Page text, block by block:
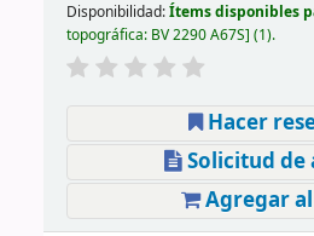
Disponibilidad:Ítems disponibles
topográfica: BV 2290 A67S (1).
Hacer
Solicitud de
Agregar